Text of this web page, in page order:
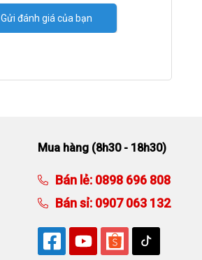
Gửi đánh giá của bạn
Mua hàng (8h30 - 18h30)
Bán lẻ: 0898 696 808
Bán sỉ: 0907 063 132